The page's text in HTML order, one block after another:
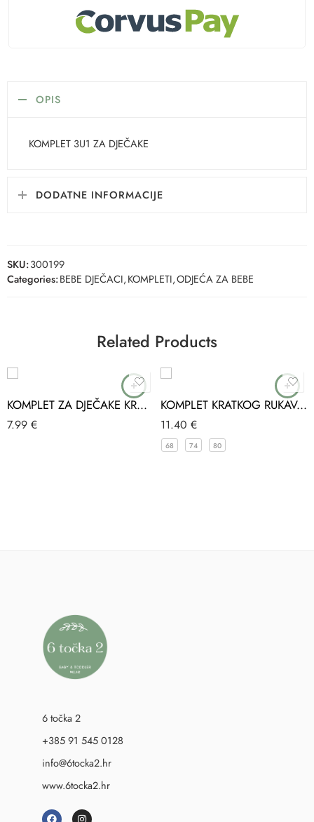
OPIS
KOMPLET 3U1 ZA DJEČAKE
DODATNE INFORMACIJE
SKU:300199
Categories:BEBE DJEČACI,KOMPLETI,ODJEĆA ZA BEBE
Related Products
KOMPLET ZA DJEČAKE KRATKI VEL.74 PUAN BABY
7.99 €
KOMPLET KRATKOG RUKAVA ZA BEBE
11.40 €
68 74 80
6 točka 2
+385 91 545 0128
info@6tocka2.hr
www.6tocka2.hr